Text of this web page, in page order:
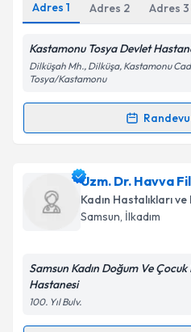
Kişisel verilerimin
kapsamda işlenmesini
Adres 1 Adres 2 Adres 3
Kastamonu Tosya Devlet
Dilküşah Mh., Dilküşa, Kastamonu
Tosya/Kastamonu
Randevu Takvimi
Ass. Dr. Fulya Zeynep
talebi oluşturun. Size bu
için bir takvim
Uzm. Dr. Havva
Kadın Hastalıkları
Samsun, İlkadım
Samsun Kadın Doğum Ve Çocuk
Hastanesi
100. Yıl Bulv.